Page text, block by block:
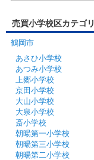
売買小学校区カテゴリ
鶴岡市
あさひ小学校
あつみ小学校
上郷小学校
京田小学校
大山小学校
大泉小学校
斎小学校
朝暘第一小学校
朝暘第三小学校
朝暘第二小学校